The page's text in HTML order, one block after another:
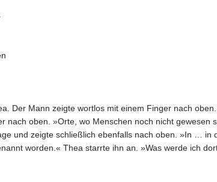
Der Mann zeigte wortlos mit einem Finger nach
nach oben. »Orte, wo Menschen noch nicht gewesen
und zeigte schließlich ebenfalls nach oben. »In …
worden.« Thea starrte ihn an. »Was werde ich